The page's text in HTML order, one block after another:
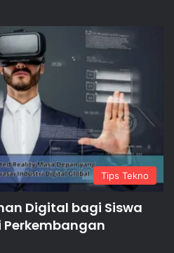
Tips Tekno
Digital bagi Siswa